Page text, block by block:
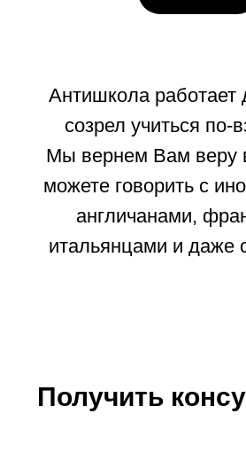
Антишкола работает
созрел учиться по-
Мы вернем Вам веру
можете говорить с
англичанами,
итальянцами и даже
Получить